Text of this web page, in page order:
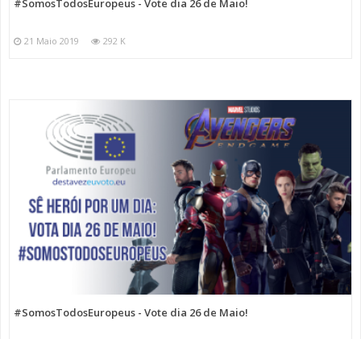
#SomosTodosEuropeus - Vote dia 26 de Maio!
21 Maio 2019 292 K
#SomosTodosEuropeus - Vote dia 26 de Maio!